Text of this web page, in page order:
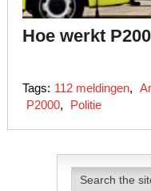
Hoe werkt
Tags: 112 meldingen,
P2000, Politie